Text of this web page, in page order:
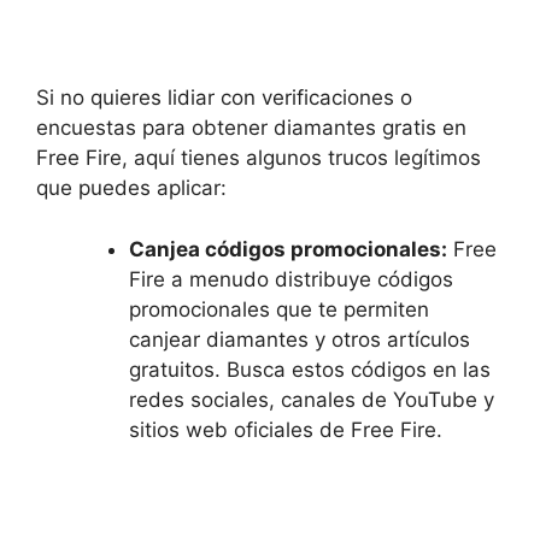
Si no quieres lidiar con verificaciones o
encuestas para obtener diamantes gratis en
Free Fire, aquí tienes algunos trucos legítimos
que puedes aplicar:
Canjea códigos promocionales: Free
Fire a menudo distribuye códigos
promocionales que te permiten
canjear diamantes y otros artículos
gratuitos. Busca estos códigos en las
redes sociales, canales de YouTube y
sitios web oficiales de Free Fire.